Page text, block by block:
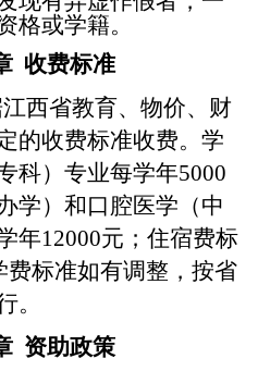
格或学籍。
收费标准
西省教育、物价、财
的收费标准收费。学
科）专业每学年5000
学）和口腔医学（中
年12000元；住宿费标
费标准如有调整，按省
。
资助政策